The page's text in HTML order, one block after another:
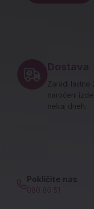
Dostava
Zaradi lastne
naročeni
nekaj dneh.
Pokličite nas
080 80 51